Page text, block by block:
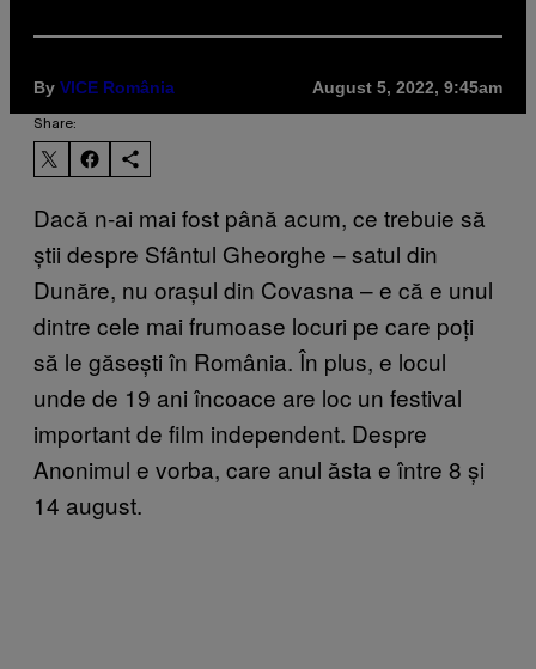
By VICE România August 5, 2022, 9:45am
Share:
Dacă n-ai mai fost până acum, ce trebuie să
știi despre Sfântul Gheorghe – satul din
Dunăre, nu orașul din Covasna – e că e unul
dintre cele mai frumoase locuri pe care poți
să le găsești în România. În plus, e locul
unde de 19 ani încoace are loc un festival
important de film independent. Despre
Anonimul e vorba, care anul ăsta e între 8 și
14 august.